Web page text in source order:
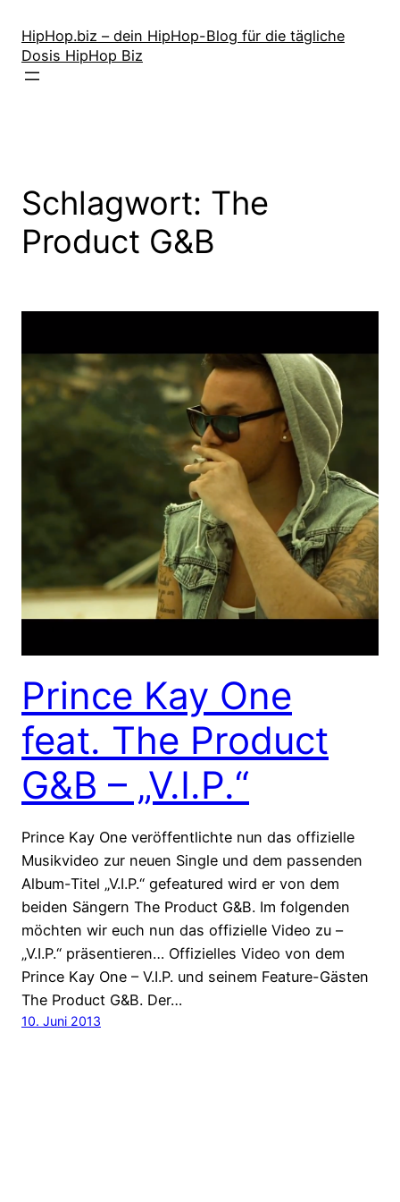
Inhalt
springen
HipHop.biz – dein HipHop-Blog für die tägliche
Dosis HipHop Biz
Schlagwort: The
Product G&B
Prince Kay One
feat. The Product
G&B – „V.I.P.“
Prince Kay One veröffentlichte nun das offizielle
Musikvideo zur neuen Single und dem passenden
Album-Titel „V.I.P.“ gefeatured wird er von dem
beiden Sängern The Product G&B. Im folgenden
möchten wir euch nun das offizielle Video zu –
„V.I.P.“ präsentieren… Offizielles Video von dem
Prince Kay One – V.I.P. und seinem Feature-Gästen
The Product G&B. Der…
10. Juni 2013